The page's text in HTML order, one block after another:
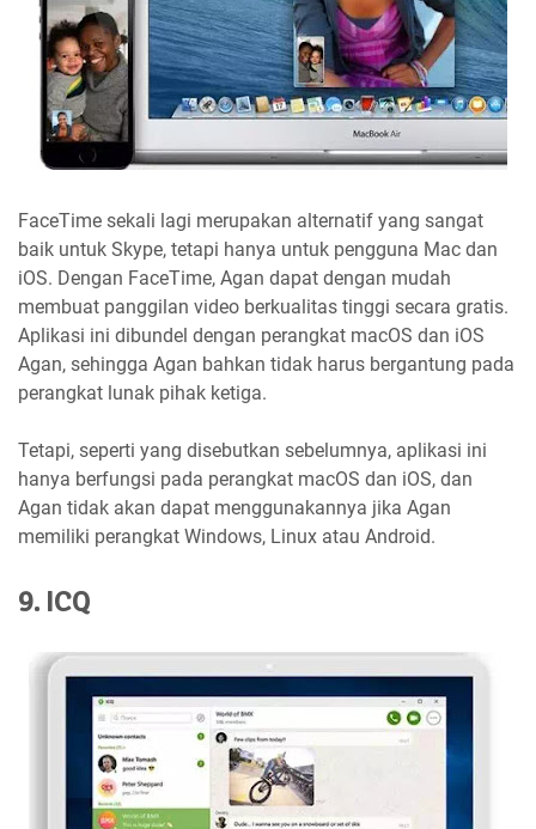
FaceTime sekali lagi merupakan alternatif yang sangat
baik untuk Skype, tetapi hanya untuk pengguna Mac dan
iOS. Dengan FaceTime, Agan dapat dengan mudah
membuat panggilan video berkualitas tinggi secara gratis.
Aplikasi ini dibundel dengan perangkat macOS dan iOS
Agan, sehingga Agan bahkan tidak harus bergantung pada
perangkat lunak pihak ketiga.
Tetapi, seperti yang disebutkan sebelumnya, aplikasi ini
hanya berfungsi pada perangkat macOS dan iOS, dan
Agan tidak akan dapat menggunakannya jika Agan
memiliki perangkat Windows, Linux atau Android.
9. ICQ